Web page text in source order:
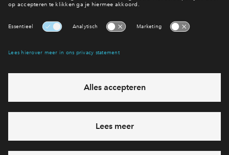
Heb je een vraag en wil je direct antwoord? Bel ons op088 -
71 22 198